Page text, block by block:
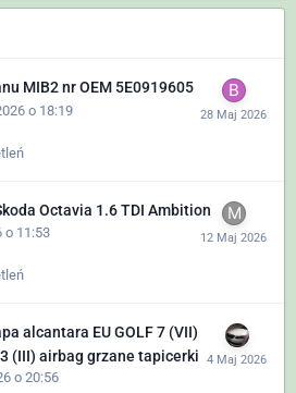
MIB2 nr OEM 5E0919605
o 18:19
Octavia 1.6 TDI Ambition
o 11:53
alcantara EU GOLF 7 (VII)
(III) airbag grzane tapicerki
o 20:56